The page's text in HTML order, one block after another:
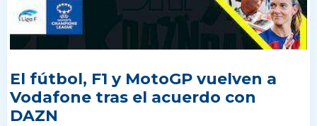
El fútbol, F1 y MotoGP vuelven a
Vodafone tras el acuerdo con
DAZN